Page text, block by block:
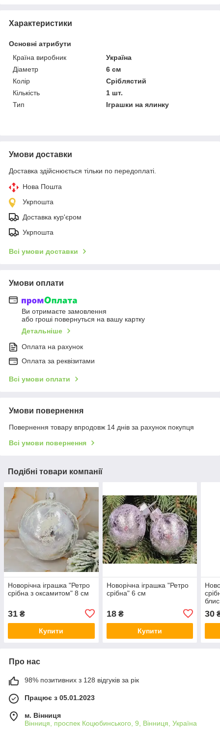
Характеристики
Основні атрибути
Країна виробник
Україна
Діаметр
6 см
Колір
Сріблястий
Кількість
1 шт.
Тип
Іграшки на ялинку
Умови доставки
Доставка здійснюється тільки по передоплаті.
Нова Пошта
Укрпошта
Доставка кур'єром
Укрпошта
Всі умови доставки
Умови оплати
Ви отримаєте замовлення
або гроші повернуться на вашу картку
Детальніше
Оплата на рахунок
Оплата за реквізитами
Всі умови оплати
Умови повернення
Повернення товару впродовж 14 днів за рахунок покупця
Всі умови повернення
Подібні товари компанії
Новорічна іграшка "Ретро
срібна з оксамитом" 8 см
31 ₴
Купити
Новорічна іграшка "Ретро
срібна" 6 см
18₴
Купити
30
Про нас
98% позитивних з 128 відгуків за рік
Працює з 05.01.2023
м. Вінниця
Вінниця, проспек Коцюбинського, 9, Вінниця, Україна